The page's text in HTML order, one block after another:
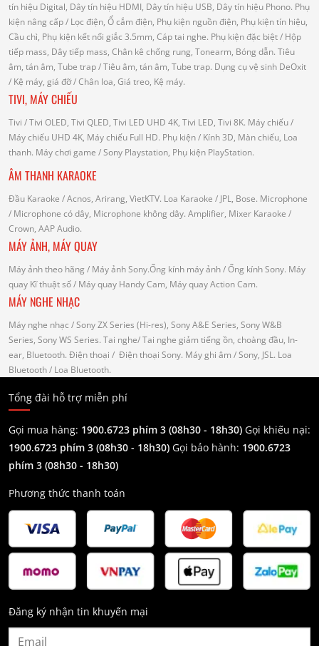
tín hiệu Digital, Dây tín hiệu HDMI, Dây tín hiệu USB, Dây tín hiệu Phono. Phụ
kiện nâng cấp/ Lọc điện, Ổ cắm điện, Phụ kiện nguồn điện, Phụ kiện tín hiệu,
Cầu chì, Phụ kiện kết nối giắc 3.5mm, Cáp tai nghe. Phụ kiện đặc biệt/ Hộp
tiếp mass, Dây tiếp mass, Chân kê chống rung, Tonearm, Bóng dẫn. Tiêu
âm, tán âm, Tube trap/ Tiêu âm, tán âm, Tube trap. Dụng cụ vệ sinh DeOxit
/ Kệ máy, giá đỡ/ Chân loa, Giá treo, Kệ máy.
TIVI, MÁY CHIẾU
Tivi / Tivi OLED, Tivi QLED, Tivi LED UHD 4K, Tivi LED, Tivi 8K. Máy chiếu/
Máy chiếu UHD 4K, Máy chiếu Full HD. Phụ kiện/ Kính 3D, Màn chiếu, Loa
thanh. Máy chơi game / Sony Playstation, Phụ kiện PlayStation.
ÂM THANH KARAOKE
Đầu Karaoke / Acnos, Arirang, VietKTV. Loa Karaoke / JPL, Bose. Microphone
/ Microphone có dây, Microphone không dây. Amplifier, Mixer Karaoke /
Crown, AAP Audio.
MÁY ẢNH, MÁY QUAY
Máy ảnh theo hãng / Máy ảnh Sony.Ống kính máy ảnh / Ống kính Sony. Máy
quay Kĩ thuật số/ Máy quay Handy Cam, Máy quay Action Cam.
MÁY NGHE NHẠC
Máy nghe nhạc / Sony ZX Series (Hi-res), Sony A&E Series, Sony W&B
Series, Sony WS Series. Tai nghe/ Tai nghe giảm tiếng ồn, choàng đầu, In-
ear, Bluetooth. Điện thoại / Điện thoại Sony. Máy ghi âm / Sony, JSL. Loa
Bluetooth/ Loa Bluetooth.
Tổng đài hỗ trợ miễn phí
Gọi mua hàng: 1900.6723 phím 3 (08h30 - 18h30) Gọi khiếu nại:
1900.6723 phím 3 (08h30 - 18h30) Gọi bảo hành: 1900.6723
phím 3 (08h30 - 18h30)
Phương thức thanh toán
Đăng ký nhận tin khuyến mại